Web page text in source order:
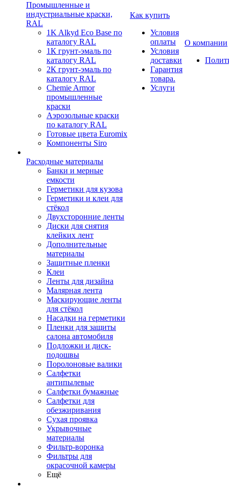
Промышленные и
индустриальные краски,
RAL
1K Alkyd Eco Base по
каталогу RAL
1К грунт-эмаль по
каталогу RAL
2К грунт-эмаль по
каталогу RAL
Chemie Armor
промышленные
краски
Аэрозольные краски
по каталогу RAL
Готовые цвета Euromix
Компоненты Siro
Расходные материалы
Банки и мерные
емкости
Герметики для кузова
Герметики и клеи для
стёкол
Двухсторонние ленты
Диски для снятия
клейких лент
Дополнительные
материалы
Защитные пленки
Клеи
Ленты для дизайна
Малярная лента
Маскирующие ленты
для стёкол
Насадки на герметики
Пленки для защиты
салона автомобиля
Подложки и диск-
подошвы
Поролоновые валики
Салфетки
антипылевые
Салфетки бумажные
Салфетки для
обезжиривания
Сухая проявка
Укрывочные
материалы
Фильтр-воронка
Фильтры для
окрасочной камеры
Ещё
Как купить
Условия
оплаты
Условия
доставки
Гарантия
товара.
Услуги
О компании